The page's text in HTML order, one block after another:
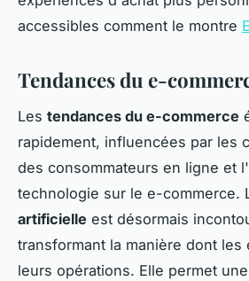
accessibles comment le montre
Tendances du e-
Les tendances du e-commerce
rapidement, influencées par les
des consommateurs en ligne et
technologie sur le e-commerce.
artificielle est désormais
transformant la manière dont
leurs opérations. Elle permet